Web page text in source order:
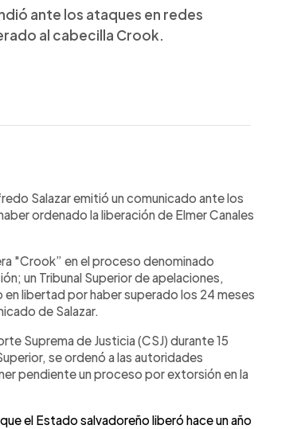
ante los ataques en redes
al cabecilla Crook.
Salazar emitió un comunicado ante los
ordenado la liberación de Elmer Canales
"Crook” en el proceso denominado
un Tribunal Superior de apelaciones,
libertad por haber superado los 24 meses
de Salazar.
Suprema de Justicia (CSJ) durante 15
se ordenó a las autoridades
pendiente un proceso por extorsión en la
el Estado salvadoreño liberó hace un año